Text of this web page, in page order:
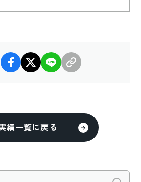
facebook
X LINE
績一覧に戻る